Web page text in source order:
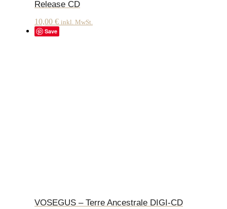
Release CD
10,00 € inkl. MwSt.
Save
VOSEGUS – Terre Ancestrale DIGI-CD